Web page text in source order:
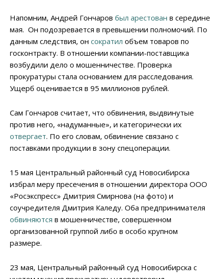
Напомним, Андрей Гончаров был арестован в середине
мая. Он подозревается в превышении полномочий. По
данным следствия, он сократил объем товаров по
госконтракту. В отношении компании-поставщика
возбудили дело о мошенничестве. Проверка
прокуратуры стала основанием для расследования.
Ущерб оценивается в 95 миллионов рублей.
Сам Гончаров считает, что обвинения, выдвинутые
против него, «надуманные», и категорически их
отвергает. По его словам, обвинение связано с
поставками продукции в зону спецоперации.
15 мая Центральный районный суд Новосибирска
избрал меру пресечения в отношении директора ООО
«Росэкспресс» Дмитрия Смирнова (на фото) и
соучредителя Дмитрия Каледу. Оба предпринимателя
обвиняются в мошенничестве, совершенном
организованной группой либо в особо крупном
размере.
23 мая, Центральный районный суд Новосибирска с